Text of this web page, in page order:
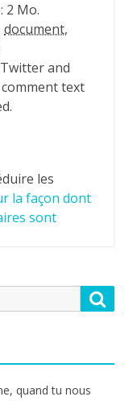
2 Mo.
document,
and
text
les
la façon dont
sont
quand tu nous